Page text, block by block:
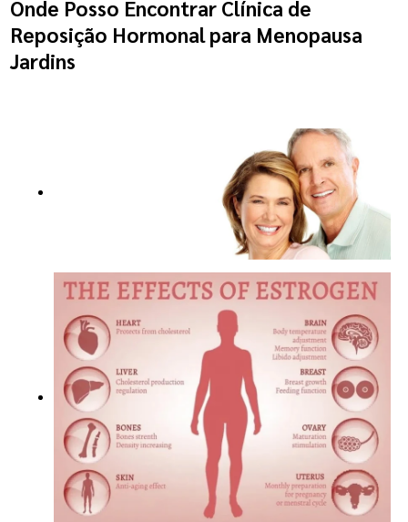
Onde Posso Encontrar Clínica de
Reposição Hormonal para Menopausa
Jardins